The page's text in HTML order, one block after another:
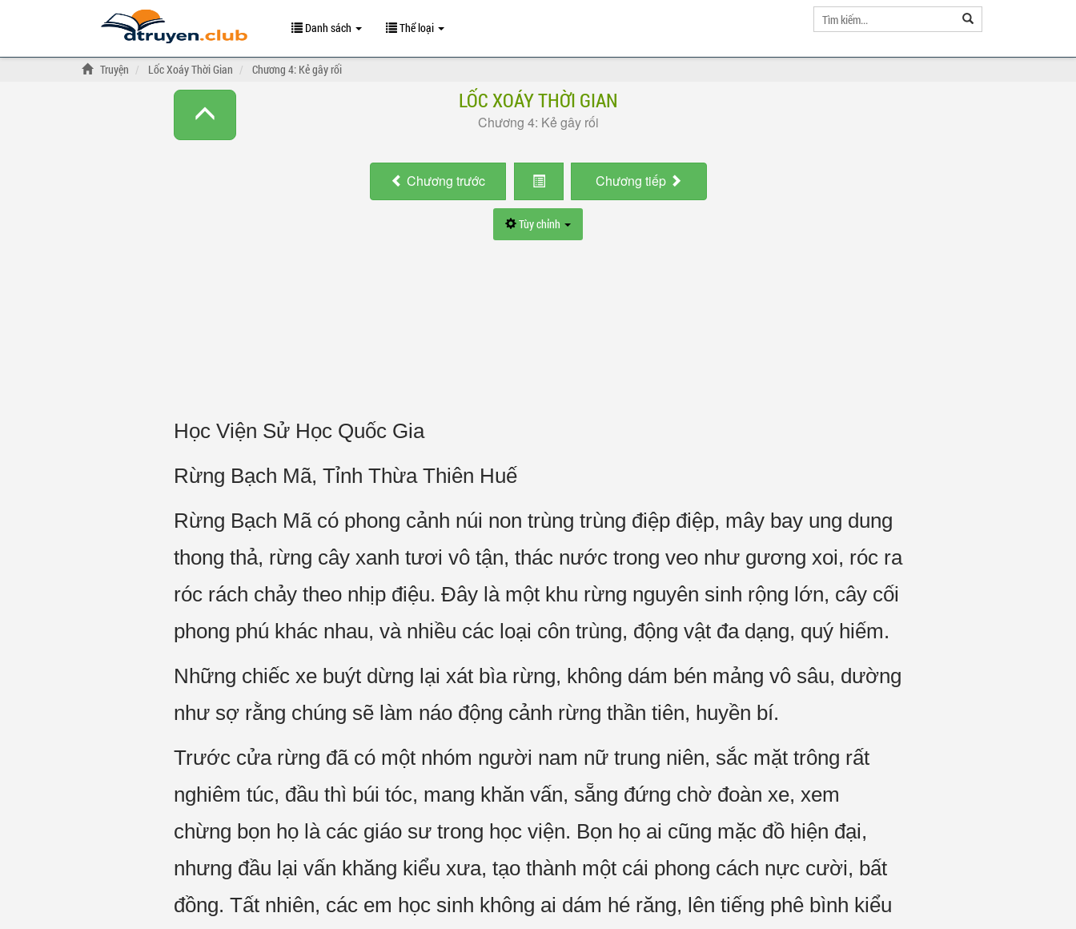
Danh sách Thể loại
Truyện Lốc Xoáy Thời Gian Chương 4: Kẻ gây rối
LỐC XOÁY THỜI GIAN
Chương 4: Kẻ gây rối
Chương trước Chương tiếp
Tùy chỉnh
Học Viện Sử Học Quốc Gia
Rừng Bạch Mã, Tỉnh Thừa Thiên Huế
Rừng Bạch Mã có phong cảnh núi non trùng trùng điệp điệp, mây bay ung dung
thong thả, rừng cây xanh tươi vô tận, thác nước trong veo như gương xoi, róc ra
róc rách chảy theo nhịp điệu. Đây là một khu rừng nguyên sinh rộng lớn, cây cối
phong phú khác nhau, và nhiều các loại côn trùng, động vật đa dạng, quý hiếm.
Những chiếc xe buýt dừng lại xát bìa rừng, không dám bén mảng vô sâu, dường
như sợ rằng chúng sẽ làm náo động cảnh rừng thần tiên, huyền bí.
Trước cửa rừng đã có một nhóm người nam nữ trung niên, sắc mặt trông rất
nghiêm túc, đầu thì búi tóc, mang khăn vấn, sẵng đứng chờ đoàn xe, xem
chừng bọn họ là các giáo sư trong học viện. Bọn họ ai cũng mặc đồ hiện đại,
nhưng đầu lại vấn khăng kiểu xưa, tạo thành một cái phong cách nực cười, bất
đồng. Tất nhiên, các em học sinh không ai dám hé răng, lên tiếng phê bình kiểu